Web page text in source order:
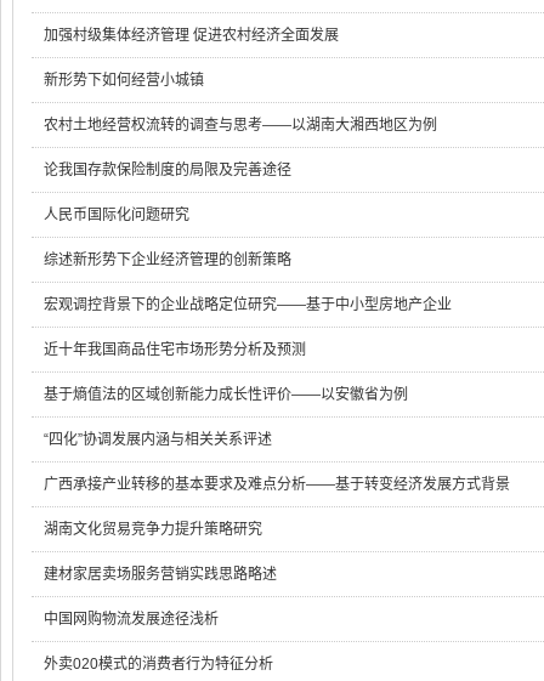
加强村级集体经济管理 促进农村经济全面发展
新形势下如何经营小城镇
农村土地经营权流转的调查与思考——以湖南大湘西地区为例
论我国存款保险制度的局限及完善途径
人民币国际化问题研究
综述新形势下企业经济管理的创新策略
宏观调控背景下的企业战略定位研究——基于中小型房地产企业
近十年我国商品住宅市场形势分析及预测
基于熵值法的区域创新能力成长性评价——以安徽省为例
“四化”协调发展内涵与相关关系评述
广西承接产业转移的基本要求及难点分析——基于转变经济发展方式背景
湖南文化贸易竞争力提升策略研究
建材家居卖场服务营销实践思路略述
中国网购物流发展途径浅析
外卖020模式的消费者行为特征分析